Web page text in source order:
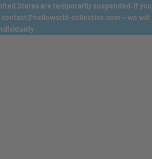
States are temporarily suspended. If you
contact@helloworld-collective.com — we will
COLLECTIVE